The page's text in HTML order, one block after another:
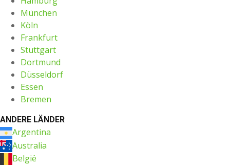
München
Köln
Frankfurt
Stuttgart
Dortmund
Düsseldorf
Essen
Bremen
ANDERE LÄNDER
Argentina
Australia
België